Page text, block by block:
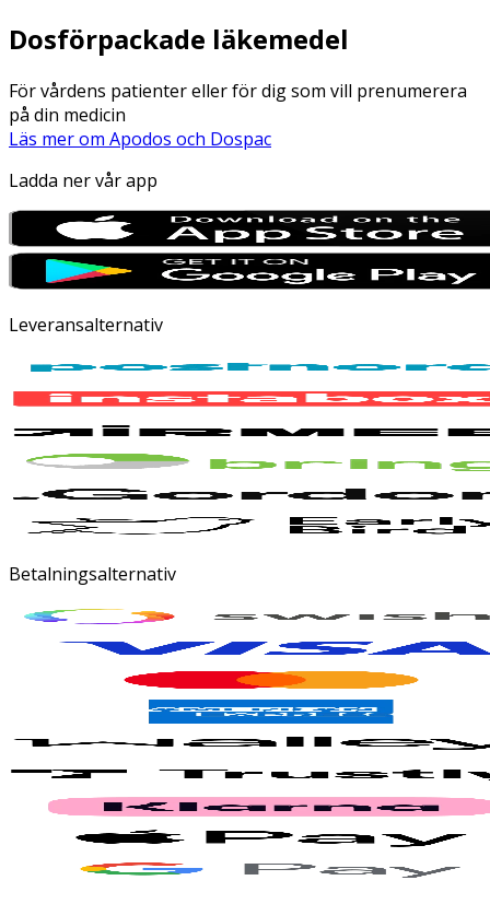
Dosförpackade läkemedel
För vårdens patienter eller för dig som vill prenumerera
på din medicin
Läs mer om Apodos och Dospac
Ladda ner vår app
Leveransalternativ
Betalningsalternativ